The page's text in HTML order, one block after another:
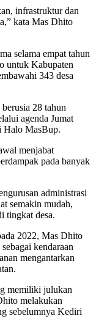
infrastruktur dan
kata Mas Dhito
selama empat tahun
untuk Kabupaten
343 desa
28 tahun
agenda Jumat
Halo MasBup.
menjabat
pada banyak
administrasi
semakin mudah,
tingkat desa.
2022, Mas Dhito
kendaraan
mengantarkan
memiliki julukan
melakukan
sebelumnya Kediri